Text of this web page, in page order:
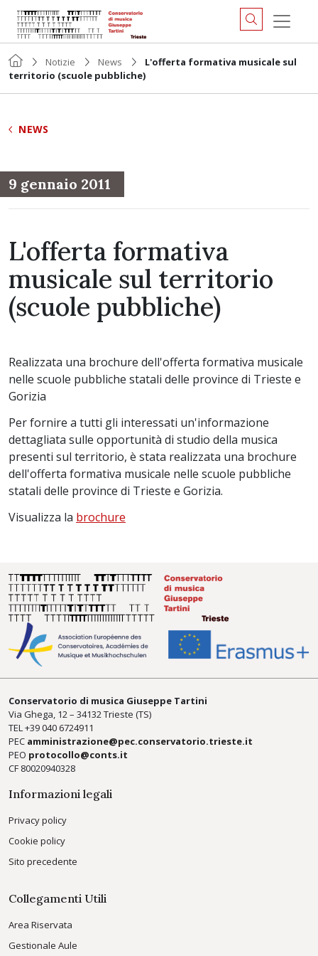
Notizie News
L'offerta formativa musicale sul
territorio (scuole pubbliche)
NEWS
9 gennaio 2011
L'offerta formativa
musicale sul territorio
(scuole pubbliche)
Realizzata una brochure dell'offerta formativa musicale
nelle scuole pubbliche statali delle province di Trieste e
Gorizia
Per fornire a tutti gli interessati un'informazione
dettagliata sulle opportunità di studio della musica
presenti sul territorio, è stata realizzata una brochure
dell'offerta formativa musicale nelle scuole pubbliche
statali delle province di Trieste e Gorizia.
Visualizza la brochure
Conservatorio di musica Giuseppe Tartini
Via Ghega, 12 – 34132 Trieste (TS)
TEL +39040 6724911
PEC amministrazione@pec.conservatorio.trieste.it
PEO protocollo@conts.it
CF 80020940328
Informazioni legali
Privacy policy
Cookie policy
Sito precedente
Collegamenti Utili
Area Riservata
Gestionale Aule